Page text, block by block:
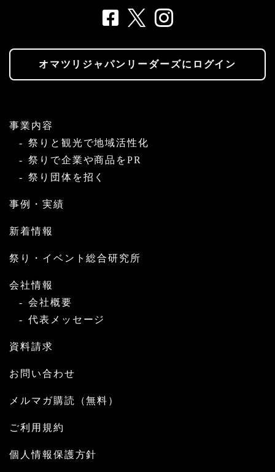
オマツリジャパンリーダーズにログイン
事業内容
祭りと観光で地域活性化
祭りで企業や商品をPR
祭り団体を招く
事例・実績
新着情報
祭り・イベント総合研究所
会社情報
会社概要
代表メッセージ
資料請求
お問い合わせ
メルマガ購読（無料）
ご利用規約
個人情報保護方針